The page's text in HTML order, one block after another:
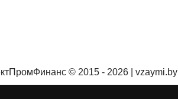
© 2015 - 2026 | vzaymi.by